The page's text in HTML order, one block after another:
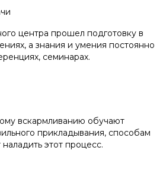
центра прошел подготовку в
а знания и умения постоянно
семинарах.
вскармливанию обучают
прикладывания, способам
этот процесс.